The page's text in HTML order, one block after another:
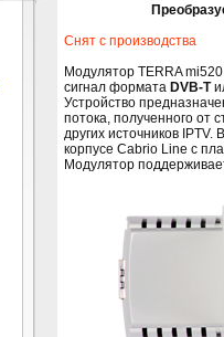
Снят с производства
Модулятор TERRA
сигнал формата DVB-T
Устройство
потока, полученного от
других источников
корпусе Cabrio Line с
Модулятор